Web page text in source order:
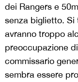
dei Rangers e
senza biglietto.
avranno troppo
preoccupazione
commissario
sembra essere